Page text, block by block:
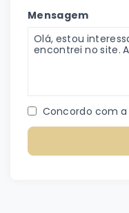
Mensagem
Concordo com a